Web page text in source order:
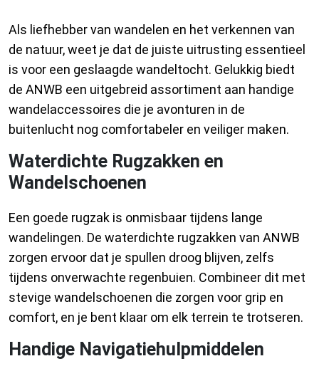
Als liefhebber van wandelen en het verkennen van
de natuur, weet je dat de juiste uitrusting essentieel
is voor een geslaagde wandeltocht. Gelukkig biedt
de ANWB een uitgebreid assortiment aan handige
wandelaccessoires die je avonturen in de
buitenlucht nog comfortabeler en veiliger maken.
Waterdichte Rugzakken en
Wandelschoenen
Een goede rugzak is onmisbaar tijdens lange
wandelingen. De waterdichte rugzakken van ANWB
zorgen ervoor dat je spullen droog blijven, zelfs
tijdens onverwachte regenbuien. Combineer dit met
stevige wandelschoenen die zorgen voor grip en
comfort, en je bent klaar om elk terrein te trotseren.
Handige Navigatiehulpmiddelen